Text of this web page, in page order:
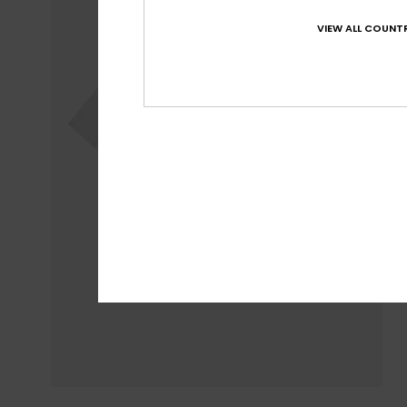
VIEW ALL